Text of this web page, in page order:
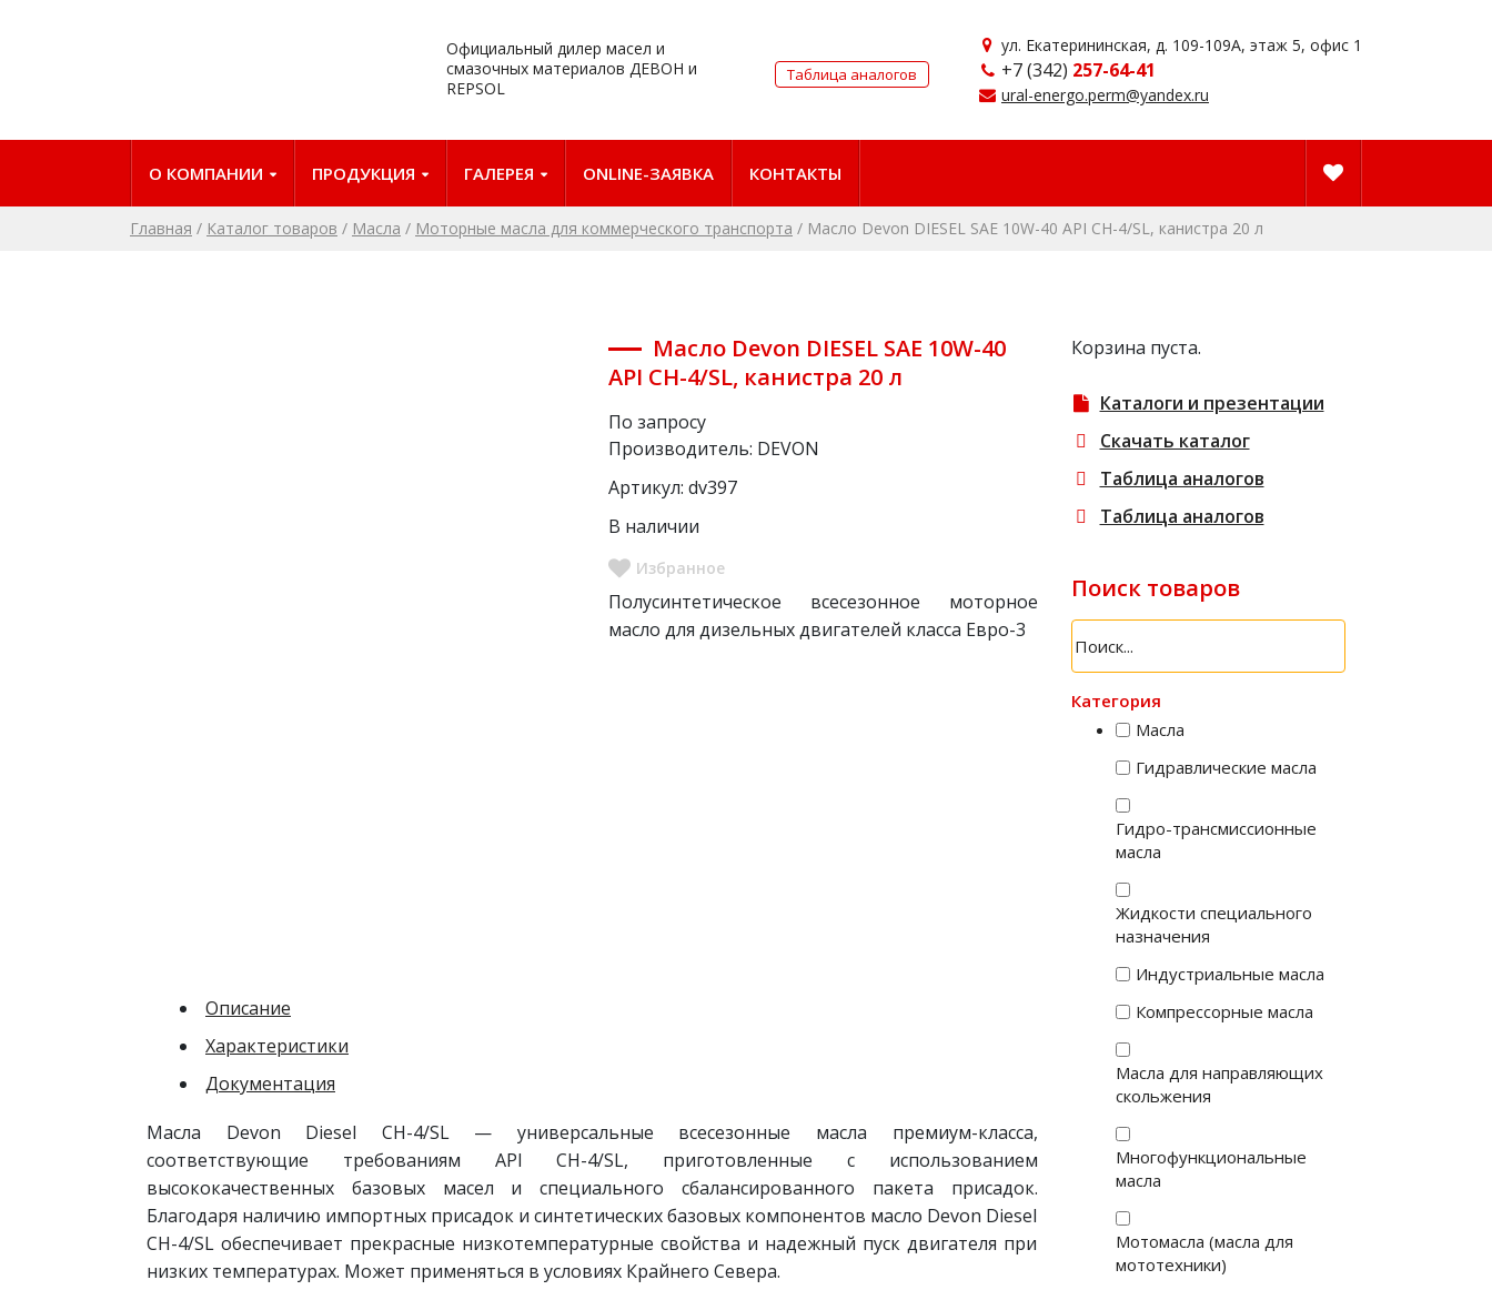
Официальный дилер масел и
смазочных материалов ДЕВОН и
REPSOL
Таблица аналогов
ул. Екатерининская, д. 109-109А, этаж 5, офис 1
+7 (342) 257-64-41
ural-energo.perm@yandex.ru
О КОМПАНИИ ПРОДУКЦИЯ ГАЛЕРЕЯ ONLINE-ЗАЯВКА КОНТАКТЫ
Главная / Каталог товаров / Масла / Моторные масла для коммерческого транспорта / Масло Devon DIЕSEL SAE 10W-40 API CH-4/SL, канистра 20 л
Масло Devon DIЕSEL SAE 10W-40
API CH-4/SL, канистра 20 л
По запросу
Производитель: DEVON
Артикул:dv397
В наличии
Полусинтетическое всесезонное моторное
масло для дизельных двигателей класса Евро-3
Описание
Характеристики
Документация
Масла Devon Diesel CH-4/SL — универсальные всесезонные масла премиум-класса,
соответствующие требованиям API CH-4/SL, приготовленные с использованием
высококачественных базовых масел и специального сбалансированного пакета присадок.
Благодаря наличию импортных присадок и синтетических базовых компонентов масло Devon Diesel
CH-4/SL обеспечивает прекрасные низкотемпературные свойства и надежный пуск двигателя при
низких температурах. Может применяться в условиях Крайнего Севера.
Корзина пуста.
Каталоги и презентации
Скачать каталог
Таблица аналогов
Таблица аналогов
Поиск товаров
Search
products:
Категория
Масла
Гидравлические масла
Гидро-трансмиссионные
масла
Жидкости специального
назначения
Индустриальные масла
Компрессорные масла
Масла для направляющих
скольжения
Многофункциональные
масла
Мотомасла (масла для
мототехники)